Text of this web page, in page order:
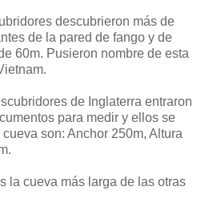
descubrieron más de
de la pared de fango y de
60m. Pusieron nombre de esta
de Inglaterra entraron
para medir y ellos se
son: Anchor 250m, Altura
la cueva más larga de las otras